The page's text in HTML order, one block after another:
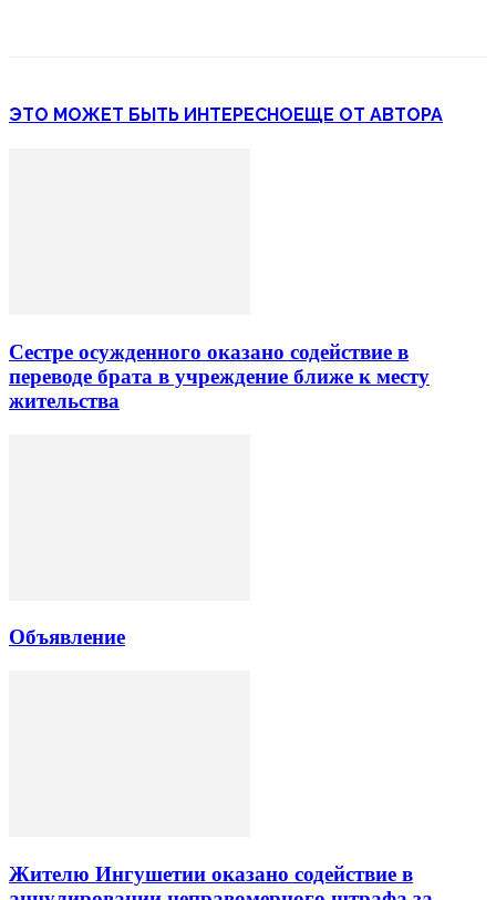
ЭТО МОЖЕТ БЫТЬ ИНТЕРЕСНОЕЩЕ ОТ АВТОРА
Сестре осужденного оказано содействие в
переводе брата в учреждение ближе к месту
жительства
Объявление
Жителю Ингушетии оказано содействие в